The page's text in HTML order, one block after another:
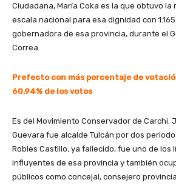
Ciudadana, María Coka es la que obtuvo la
escala nacional para esa dignidad con
gobernadora de esa provincia, durante el
Correa.
Prefecto con más porcentaje de
60,94% de los votos
Es del Movimiento Conservador de Carchi.
Guevara fue alcalde Tulcán por dos
Robles Castillo, ya fallecido, fue uno de los
influyentes de esa provincia y también
públicos como concejal, consejero